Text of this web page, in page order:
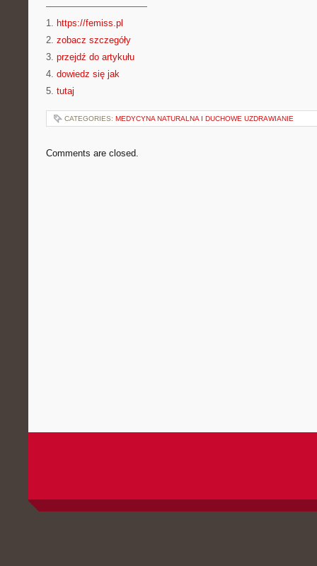
———————————
1. https://femiss.pl
2. zobacz szczegóły
3. przejdź do artykułu
4. dowiedz się jak
5. tutaj
CATEGORIES: MEDYCYNA NATURALNA I DUCHOWE UZDRAWIANIE
Comments are closed.